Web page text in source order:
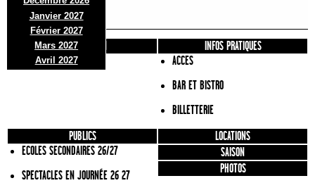
Janvier 2027
Février 2027
Mars 2027
Avril 2027
30 31
PRÉSENTATION
INFOS PRATIQUES
ACCES
BAR ET BISTRO
BILLETTERIE
PUBLICS
ECOLES SECONDAIRES 26/27
SPECTACLES EN JOURNÉE 26 27
LOCATIONS
SAISON
PHOTOS